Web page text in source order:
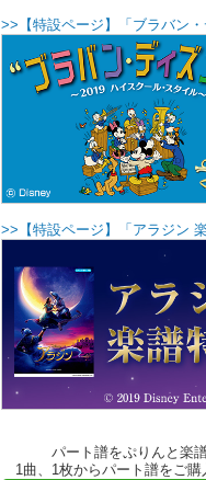
>>【特設ページ】「ブラバン
>>【特設ページ】「アラジン
パート譜をぷりんと楽
1曲、1枚からパート譜をご購